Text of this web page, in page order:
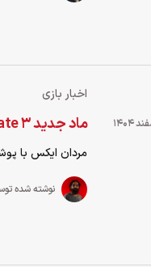
اخبار بازی
ماد جدید Baldur’s Gate 3 مردان ایکس را به بازی می‌آورد
مردان ایکس با
نوشته شده